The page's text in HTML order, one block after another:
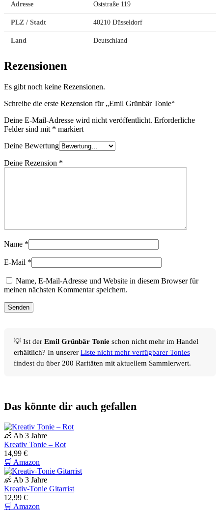
Adresse Oststraße 119
PLZ / Stadt 40210 Düsseldorf
Land Deutschland
Rezensionen
Es gibt noch keine Rezensionen.
Schreibe die erste Rezension für „Emil Grünbär Tonie“
Deine E-Mail-Adresse wird nicht veröffentlicht. Erforderliche
Felder sind mit * markiert
Deine Bewertung
Deine Rezension *
Name *
E-Mail *
Name, E-Mail-Adresse und Website in diesem Browser für
meinen nächsten Kommentar speichern.
💡 Ist der Emil Grünbär Tonie schon nicht mehr im Handel
erhältlich? In unserer Liste nicht mehr verfügbarer Tonies
findest du über 200 Raritäten mit aktuellem Sammlerwert.
Das könnte dir auch gefallen
👶 Ab 3 Jahre
Kreativ Tonie – Rot
14,99 €
🛒 Amazon
👶 Ab 3 Jahre
Kreativ-Tonie Gitarrist
12,99 €
🛒 Amazon